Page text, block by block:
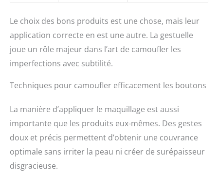
Le choix des bons produits est une chose, mais leur
application correcte en est une autre. La gestuelle
joue un rôle majeur dans l’art de camoufler les
imperfections avec subtilité.
Techniques pour camoufler efficacement les boutons
La manière d’appliquer le maquillage est aussi
importante que les produits eux-mêmes. Des gestes
doux et précis permettent d’obtenir une couvrance
optimale sans irriter la peau ni créer de surépaisseur
disgracieuse.